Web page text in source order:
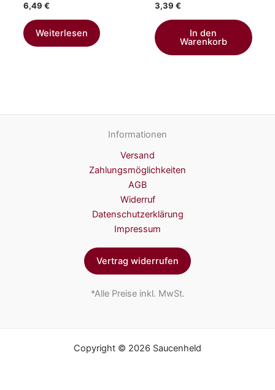
6,49 €
Weiterlesen
3,39 €
In den
Warenkorb
Informationen
Versand
Zahlungsmöglichkeiten
AGB
Widerruf
Datenschutzerklärung
Impressum
Vertrag widerrufen
*Alle Preise inkl. MwSt.
Copyright © 2026 Saucenheld